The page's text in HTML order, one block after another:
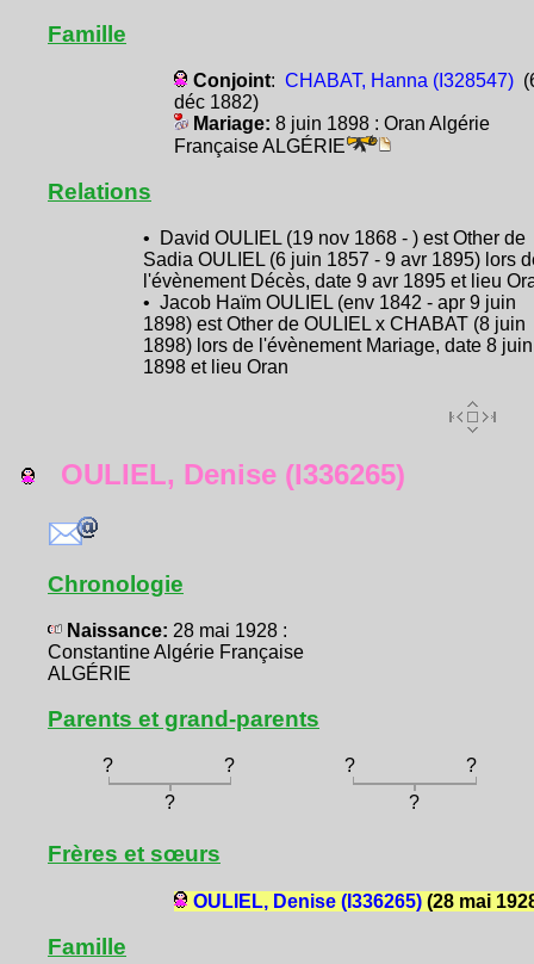
Famille
Conjoint: CHABAT, Hanna (I328547)
déc 1882)
Mariage: 8 juin 1898 : Oran Algérie
Française ALGÉRIE
Relations
• David OULIEL (19 nov 1868 - ) est Other de
Sadia OULIEL (6 juin 1857 - 9 avr 1895) lors
l'évènement Décès, date 9 avr 1895 et lieu
• Jacob Haïm OULIEL (env 1842 - apr 9 juin
1898) est Other de OULIEL x CHABAT (8 juin
1898) lors de l'évènement Mariage, date 8 juin
1898 et lieu Oran
OULIEL, Denise (I336265)
Chronologie
Naissance: 28 mai 1928 :
Constantine Algérie Française
ALGÉRIE
Parents et grand-parents
? ? ?
?
?
?
Frères et sœurs
OULIEL, Denise (I336265)(28 mai
Famille